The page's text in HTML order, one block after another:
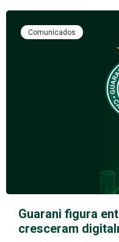
Comunicados
Guarani figura
cresceram